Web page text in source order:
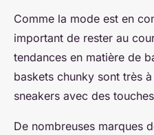
Comme la mode est en
important de rester au
tendances en matière de
baskets chunky sont très
sneakers avec des
De nombreuses marques